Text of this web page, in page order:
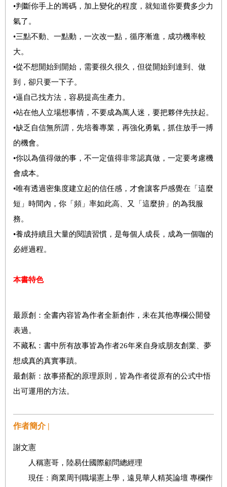
•判斷你手上的籌碼，加上變化的程度，就知道你要費多少力
氣了。
•三點不動、一點動，一次改一點，循序漸進，成功機率較
大。
•從不想開始到開始，需要很久很久，但從開始到達到、做
到，卻只要一下子。
•逼自己找方法，容易提高生產力。
•站在他人立場想事情，不要成為萬人迷，要把夥伴先扶起。
•缺乏自信無所謂，先培養專業，再強化勇氣，抓住放手一搏
的機會。
•你以為值得做的事，不一定值得非常認真做，一定要考慮機
會成本。
•唯有透過密集度建立起的信任感，才會讓客戶感覺在「這麼
短」時間內，你「頻」率如此高、又「這麼拚」的為我服
務。
•養成持續且大量的閱讀習慣，是每個人成長，成為一個咖的
必經過程。
本書特色
最原創：全書內容皆為作者全新創作，未在其他專欄公開發
表過。
不藏私：書中所有故事皆為作者26年來自身或朋友創業、夢
想成真的真實事蹟。
最創新：故事搭配的原理原則，皆為作者從原有的公式中悟
出可運用的方法。
作者簡介 |
謝文憲
人稱憲哥，陸易仕國際顧問總經理
現任：商業周刊職場憲上學，遠見華人精英論壇 專欄作